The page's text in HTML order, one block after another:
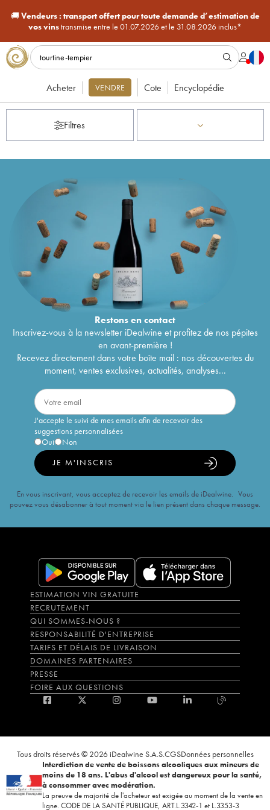
🚚Vendeurs : transport offert pour toute demande d’estimation de
vos vinstransmise entre le 01.07.2026 et le 31.08.2026 inclus*
Acheter VENDRE Cote Encyclopédie
Filtres
Restons encontact
Inscrivez-vous à la newsletter iDealwine et profitez de nos pépites
en avant-première !
Recevez directement dans votre boîte mail : nos découvertes du
moment, ventes exclusives, actualités, analyses...
J'accepte le suivi de mes emails afin de recevoir des
suggestions personnalisées
Oui
Non
JE M'INSCRIS
En vous inscrivant, vous acceptez de recevoir les emails de iDealwine. Vous
pouvez vous désabonner à tout moment via le lien présent dans chaque message.
ESTIMATION VIN GRATUITE
RECRUTEMENT
QUI SOMMES-NOUS ?
RESPONSABILITÉ D'ENTREPRISE
TARIFS ET DÉLAIS DE LIVRAISON
DOMAINES PARTENAIRES
PRESSE
FOIRE AUX QUESTIONS
Tous droits réservés © 2026 iDealwine S.A.S.CGSDonnées personnelles
Interdiction de vente de boissons alcooliques aux mineurs de
moins de 18 ans. L'abus d'alcool est dangereux pour la santé,
à consommer avec modération.
La preuve de majorité de l'acheteur est exigée au moment de la vente en
ligne. CODE DE LA SANTÉ PUBLIQUE, ART.L.3342-1 et L.3353-3